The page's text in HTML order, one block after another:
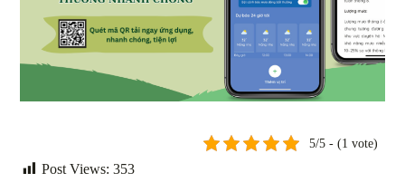
5/5 - (1 vote)
Post Views: 353